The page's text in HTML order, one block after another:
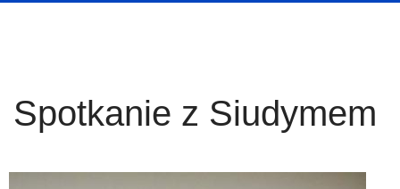
Spotkanie z Siudymem